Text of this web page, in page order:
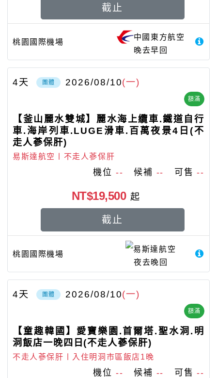
桃園國際機場
中國東方航空
晚去早回
截止
額滿
團體 2026/08/10(一)
4天
【釜山麗水雙城】麗水海上纜車.鐵道自行
車.海岸列車.LUGE滑車.百萬夜景4日(不
走人蔘保肝)
機位 -- 候補 -- 可售--
易斯達航空〡不走人蔘保肝
桃園國際機場
易斯達航空
夜去晚回
NT$19,500 起
截止
額滿
團體 2026/08/10(一)
4天
【童趣韓國】愛寶樂園.首爾塔.聖水洞.明
洞飯店一晚四日(不走人蔘保肝)
機位 -- 候補 -- 可售--
不走人蔘保肝〡入住明洞市區飯店1晚